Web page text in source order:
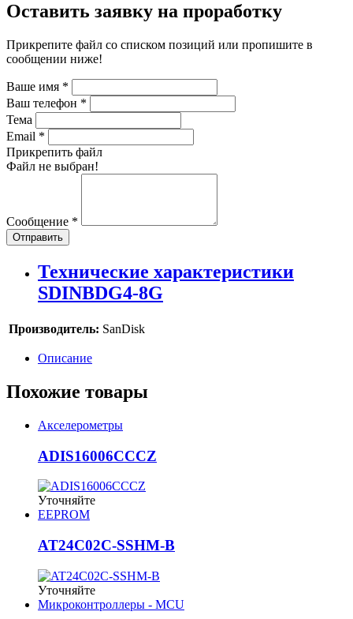
Оставить заявку на проработку
Прикрепите файл со списком позиций или пропишите в
сообщении ниже!
Ваше имя *
Ваш телефон *
Тема
Email *
Прикрепить файл
Файл не выбран!
Сообщение *
Отправить
Технические характеристики
SDINBDG4-8G
Производитель: SanDisk
Описание
Похожие товары
Акселерометры
ADIS16006CCCZ
Уточняйте
EEPROM
AT24C02C-SSHM-B
Уточняйте
Микроконтроллеры - MCU